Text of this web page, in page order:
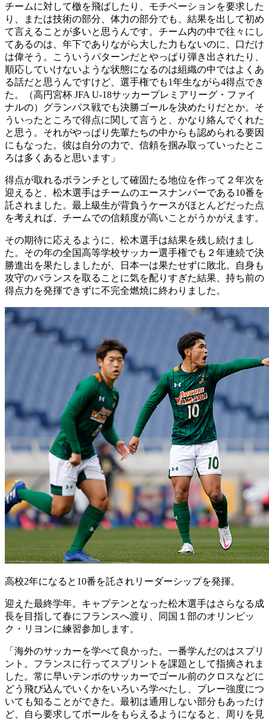
チームに対して檄を飛ばしたり、モチベーションを要求した
り、または技術の部分、体力の部分でも、結果を出して初め
て言えることが多いと思うんです。チーム内の中で往々にし
てあるのは、年下でありながら大した力もないのに、口だけ
は偉そう。こういうパターンだとやっぱり弾き出されたり、
順応していけないような状態になるのは組織の中ではよくあ
る話だと思うんですけど、選手権でも1年生ながら4得点でき
た。（高円宮杯 JFA U-18サッカープレミアリーグ・ファイ
ナルの）グランパス戦でも決勝ゴールを決めたりだとか。そ
ういったところで得点に関して言うと、かなり絡んでくれた
と思う。それがやっぱり先輩たちの中からも認められる要因
にもなった。彼は自分の力で、信頼を掴み取っていったとこ
ろは多くあると思います」
得点が取れるボランチとして確固たる地位を作って２年次を
迎えると、松木選手はチームのエースナンバーである10番を
託されました。最上級生が背負うケースがほとんどだった点
を考えれば、チームでの信頼度が高いことがうかがえます。
その期待に応えるように、松木選手は結果を残し続けまし
た。その年の全国高等学校サッカー選手権でも２年連続で決
勝進出を果たしましたが、日本一は果たせずに敗北。自身も
攻守のバランスを取ることに気を配りすぎた結果、持ち前の
得点力を発揮できずに不完全燃焼に終わりました。
高校2年になると10番を託されリーダーシップを発揮。
迎えた最終学年。キャプテンとなった松木選手はさらなる成
長を目指して春にフランスへ渡り、同国１部のオリンピッ
ク・リヨンに練習参加します。
「海外のサッカーを学べて良かった。一番学んだのはスプリ
ント。フランスに行ってスプリントを課題として指摘されま
した。常に早いテンポのサッカーでゴール前のクロスなどに
どう飛び込んでいくかをいろいろ学べたし、プレー強度につ
いても知ることができた。最初は通用しない部分もあったけ
ど、自ら要求してボールをもらえるようになると、周りを見